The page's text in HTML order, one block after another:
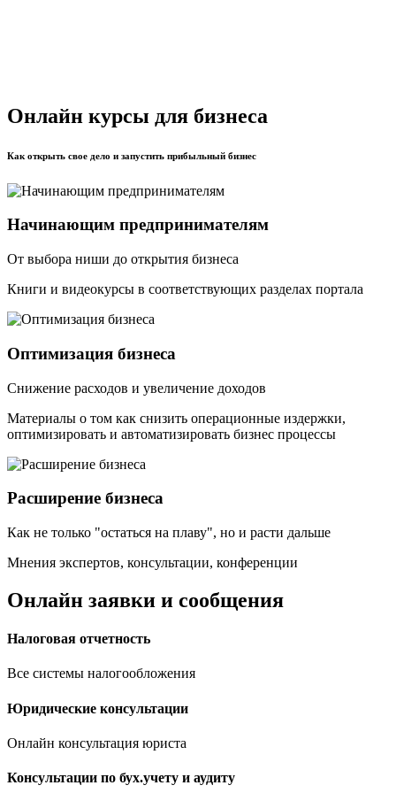
Онлайн курсы для бизнеса
Как открыть свое дело и запустить прибыльный бизнес
Начинающим предпринимателям
От выбора ниши до открытия бизнеса
Книги и видеокурсы в соответствующих разделах портала
Оптимизация бизнеса
Снижение расходов и увеличение доходов
Материалы о том как снизить операционные издержки,
оптимизировать и автоматизировать бизнес процессы
Расширение бизнеса
Как не только "остаться на плаву", но и расти дальше
Мнения экспертов, консультации, конференции
Онлайн заявки и сообщения
Налоговая отчетность
Все системы налогообложения
Юридические консультации
Онлайн консультация юриста
Консультации по бух.учету и аудиту